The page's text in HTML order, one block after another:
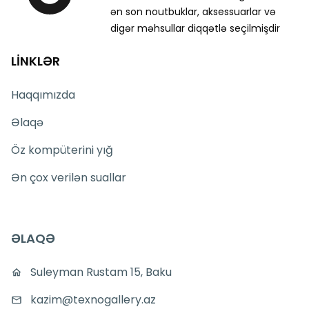
ən son noutbuklar, aksessuarlar və
digər məhsullar diqqətlə seçilmişdir
LİNKLƏR
Haqqımızda
Əlaqə
Öz kompüterini yığ
Ən çox verilən suallar
ƏLAQƏ
Suleyman Rustam 15, Baku
kazim@texnogallery.az